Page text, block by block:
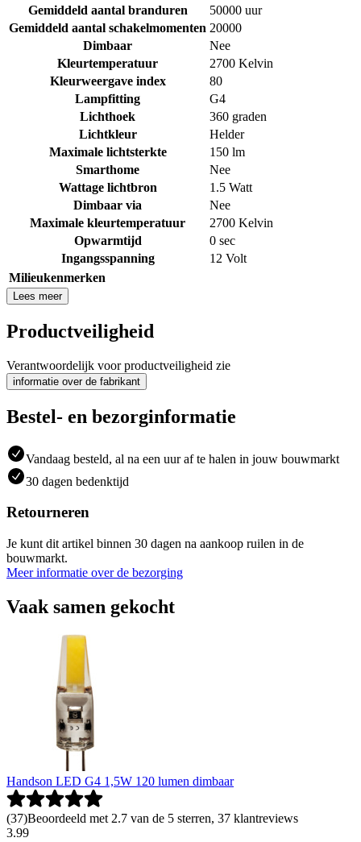
Gemiddeld aantal branduren
50000 uur
Gemiddeld aantal schakelmomenten 20000
Dimbaar
Nee
Kleurtemperatuur
2700 Kelvin
Kleurweergave index
80
Lampfitting
G4
Lichthoek
360 graden
Lichtkleur
Helder
Maximale lichtsterkte
150 lm
Smarthome
Nee
Wattage lichtbron
1.5 Watt
Dimbaar via
Nee
Maximale kleurtemperatuur
2700 Kelvin
Opwarmtijd
0 sec
Ingangsspanning
12 Volt
Milieukenmerken
Lees meer
Productveiligheid
Verantwoordelijk voor productveiligheid zie
informatie over de fabrikant
Bestel- en bezorginformatie
Vandaag besteld, al na een uur af te halen in jouw bouwmarkt
30 dagen bedenktijd
Retourneren
Je kunt dit artikel binnen 30 dagen na aankoop ruilen in de
bouwmarkt.
Meer informatie over de bezorging
Vaak samen gekocht
Handson LED G4 1,5W 120 lumen dimbaar
(37)Beoordeeld met 2.7 van de 5 sterren, 37 klantreviews
3.99